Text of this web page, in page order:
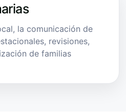
la comunicación de
revisiones,
de familias